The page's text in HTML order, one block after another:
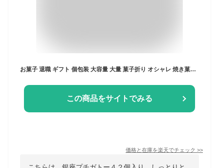
この商品をサイトでみる
価格と在庫を楽天でチェック >>